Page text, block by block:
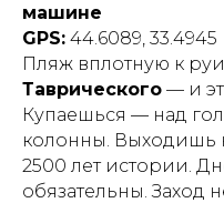
машине
GPS: 44.6089, 33.4945
Пляж вплотную к
Таврического — и
Купаешься — над
колонны. Выходишь
2500 лет истории.
обязательны.